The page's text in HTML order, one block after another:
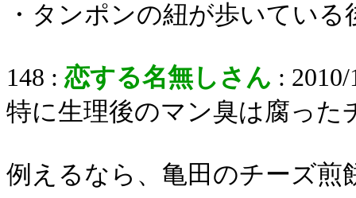
・タンポンの紐が歩いてい
148 : 恋する名無しさん :
特に生理後のマン臭は腐った
例えるなら、亀田のチーズ